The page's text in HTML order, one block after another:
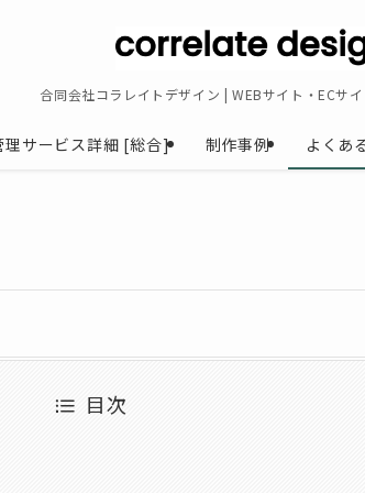
合同会社コラレイトデザイン | WEBサイト・ECサ
理サービス詳細 [総合] 制作事例 よくあ
目次